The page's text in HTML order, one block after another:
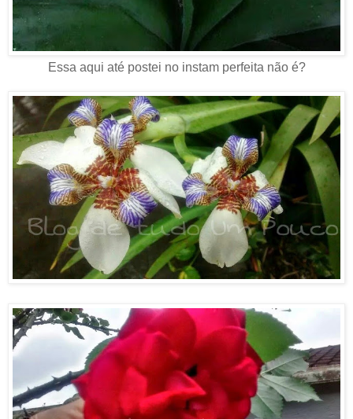
Essa aqui até postei no instam perfeita não é?